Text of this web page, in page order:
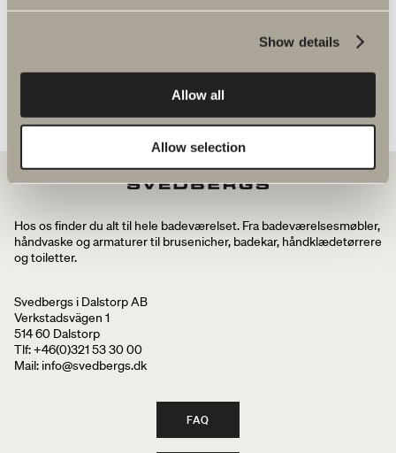
Show details
Allow all
Allow selection
Hos os finder du alt til hele badeværelset. Fra badeværelsesmøbler,
håndvaske og armaturer til brusenicher, badekar, håndklædetørrere
og toiletter.
Svedbergs i Dalstorp AB
Verkstadsvägen 1
514 60 Dalstorp
Tlf: +46(0)321 53 30 00
Mail: info@svedbergs.dk
FAQ